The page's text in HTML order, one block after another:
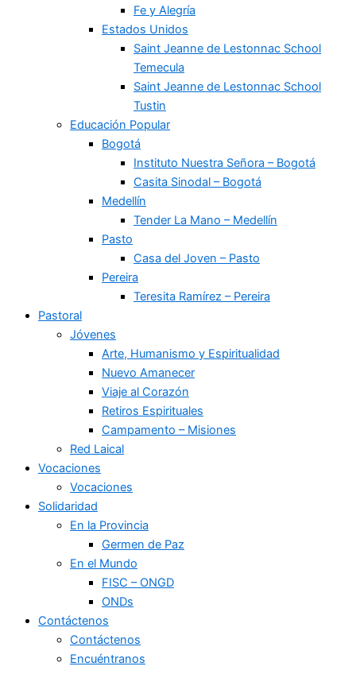
Fe y Alegría
Estados Unidos
Saint Jeanne de Lestonnac School
Temecula
Saint Jeanne de Lestonnac School
Tustin
Educación Popular
Bogotá
Instituto Nuestra Señora – Bogotá
Casita Sinodal – Bogotá
Medellín
Tender La Mano – Medellín
Pasto
Casa del Joven – Pasto
Pereira
Teresita Ramírez – Pereira
Pastoral
Jóvenes
Arte, Humanismo y Espiritualidad
Nuevo Amanecer
Viaje al Corazón
Retiros Espirituales
Campamento – Misiones
Red Laical
Vocaciones
Vocaciones
Solidaridad
En la Provincia
Germen de Paz
En el Mundo
FISC – ONGD
ONDs
Contáctenos
Contáctenos
Encuéntranos